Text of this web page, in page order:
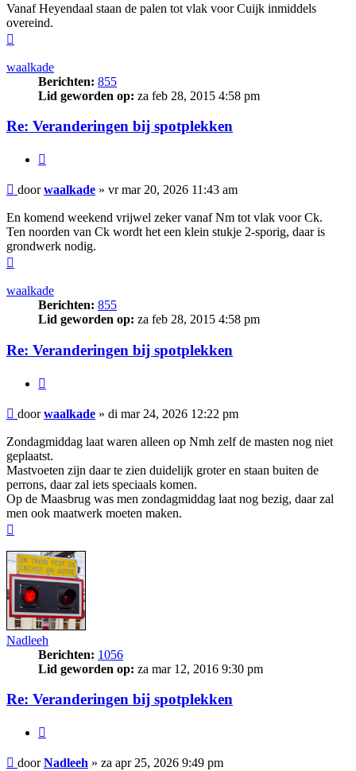
Vanaf Heyendaal staan de palen tot vlak voor Cuijk inmiddels
overeind.
waalkade
Berichten: 855
Lid geworden op: za feb 28, 2015 4:58 pm
Re: Veranderingen bij spotplekken
Bericht
doorwaalkade » vr mar 20, 2026 11:43 am
En komend weekend vrijwel zeker vanaf Nm tot vlak voor Ck.
Ten noorden van Ck wordt het een klein stukje 2-sporig, daar is
grondwerk nodig.
waalkade
Berichten: 855
Lid geworden op: za feb 28, 2015 4:58 pm
Re: Veranderingen bij spotplekken
Bericht
doorwaalkade » di mar 24, 2026 12:22 pm
Zondagmiddag laat waren alleen op Nmh zelf de masten nog niet
geplaatst.
Mastvoeten zijn daar te zien duidelijk groter en staan buiten de
perrons, daar zal iets speciaals komen.
Op de Maasbrug was men zondagmiddag laat nog bezig, daar zal
men ook maatwerk moeten maken.
Nadleeh
Berichten: 1056
Lid geworden op: za mar 12, 2016 9:30 pm
Re: Veranderingen bij spotplekken
Bericht
doorNadleeh » za apr 25, 2026 9:49 pm